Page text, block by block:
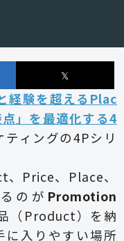
𝕏
経験を超えるPlac
」を最適化する4
ィングの4Pシリ
Price、Place、
のが Promotion
（Product）を納
入りやすい場所